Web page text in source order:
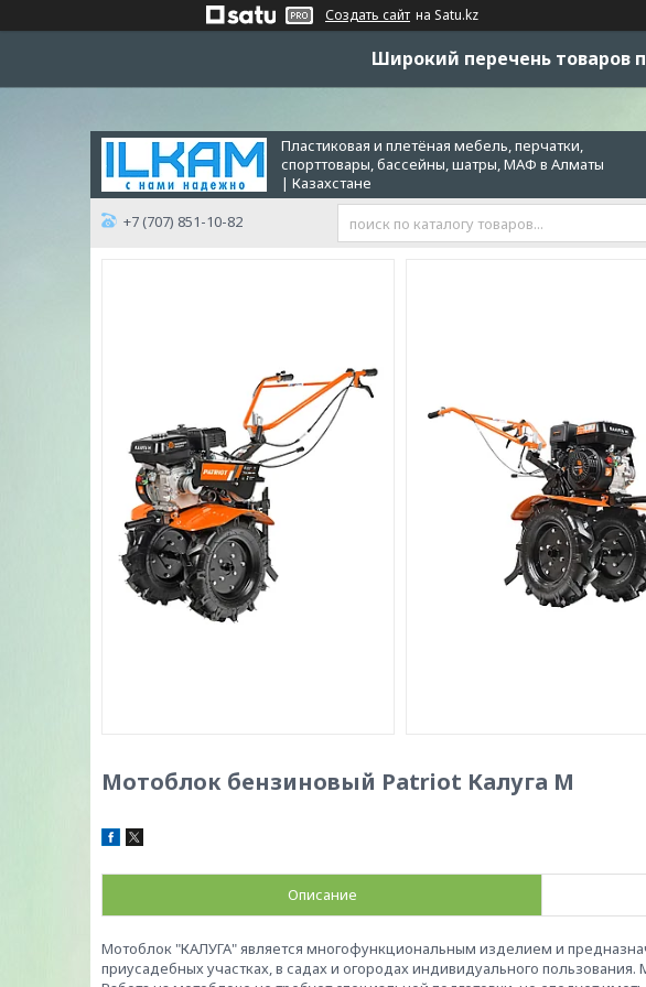
Создать сайт на Satu.kz
Широкий перечень
Пластиковая и плетёная мебель, перчатки,
спорттовары, бассейны, шатры, МАФ в Алматы
| Казахстане
+7 (707) 851-10-82
Мотоблок бензиновый Patriot Калуга М
Описание
Мотоблок "КАЛУГА" является многофункциональным изделием и
приусадебных участках, в садах и огородах индивидуального